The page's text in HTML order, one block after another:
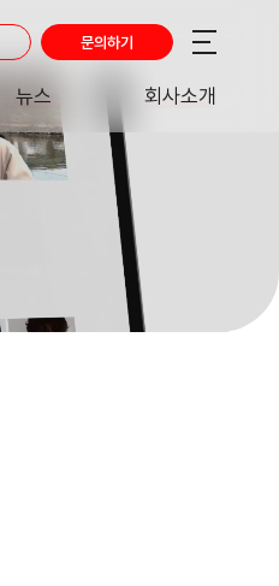
뉴스 회사소개
문의하기